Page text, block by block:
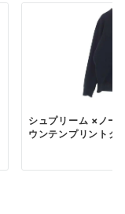
シュプリーム ×ノー
ウンテンプリントク